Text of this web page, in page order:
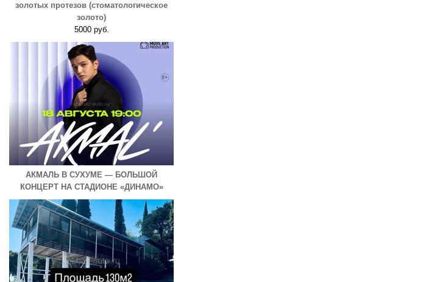
золотых протезов (стоматологическое
золото)
5000 руб.
АКМАЛЬ В СУХУМЕ — БОЛЬШОЙ
КОНЦЕРТ НА СТАДИОНЕ «ДИНАМО»